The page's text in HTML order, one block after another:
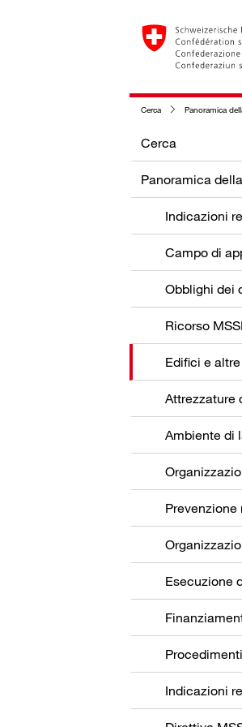
Cerca Panoramica
Cerca
Panoramica
Indicazioni
Campo di
Ricorso
Edifici e
Attrezzature
Ambiente di
Esecuzione
Indicazioni